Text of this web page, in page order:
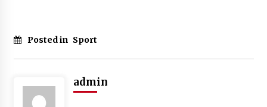
Posted in Sport
admin